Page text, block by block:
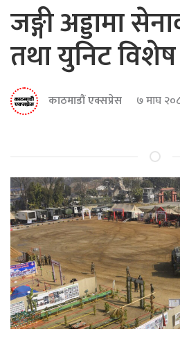
जङ्गी अड्डामा
तथा युनिट विशेष
काठमाडौं एक्सप्रेस ७ माघ